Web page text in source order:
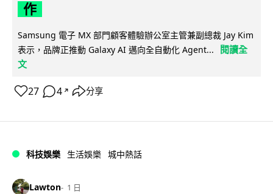
作
Samsung 電子 MX 部門顧客體驗辦公室主管兼副總裁 Jay Kim
表示，品牌正推動 Galaxy AI 邁向全自動化 Agent...
閱讀全
文
27 4 ↗ 分享
科技娛樂 生活娛樂 城中熱話
Lawton 1 日